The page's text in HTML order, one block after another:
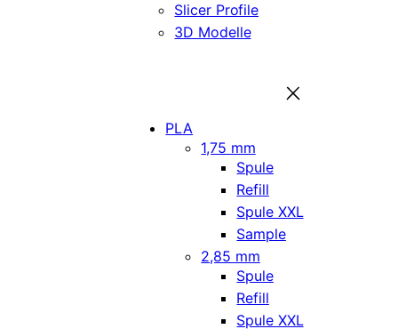
Slicer Profile
3D Modelle
PLA
1,75 mm
Spule
Refill
Spule XXL
Sample
2,85 mm
Spule
Refill
Spule XXL